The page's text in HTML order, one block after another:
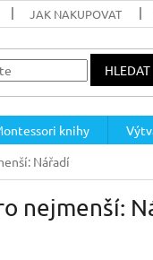
JAK NAKUPOVAT
HLEDAT
knihy
Nářadí
nejmenší: